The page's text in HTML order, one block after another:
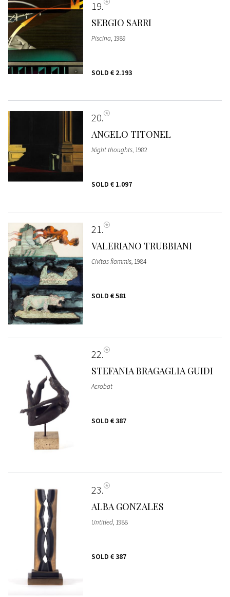
19
SERGIO SARRI
Piscina, 1989
SOLD € 2.193
20
ANGELO TITONEL
Night thoughts, 1982
SOLD € 1.097
21
VALERIANO TRUBBIANI
Civitas flammis, 1984
SOLD € 581
22
STEFANIA BRAGAGLIA GUIDI
Acrobat
SOLD € 387
23
ALBA GONZALES
Untitled, 1988
SOLD € 387